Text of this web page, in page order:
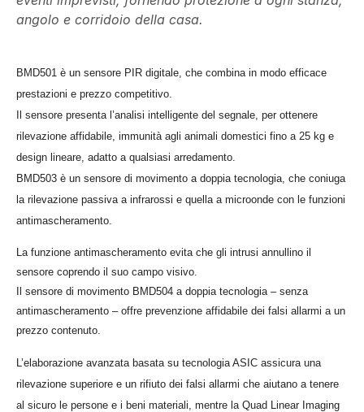
angolo e corridoio della casa.
BMD501 è un sensore PIR digitale, che combina in modo efficace
prestazioni e prezzo competitivo.
Il sensore presenta l’analisi intelligente del segnale, per ottenere
rilevazione affidabile, immunità agli animali domestici fino a 25 kg e
design lineare, adatto a qualsiasi arredamento.
BMD503 è un sensore di movimento a doppia tecnologia, che coniuga
la rilevazione passiva a infrarossi e quella a microonde con le funzioni
antimascheramento.
La funzione antimascheramento evita che gli intrusi annullino il
sensore coprendo il suo campo visivo.
Il sensore di movimento BMD504 a doppia tecnologia – senza
antimascheramento – offre prevenzione affidabile dei falsi allarmi a un
prezzo contenuto.
L’elaborazione avanzata basata su tecnologia ASIC assicura una
rilevazione superiore e un rifiuto dei falsi allarmi che aiutano a tenere
al sicuro le persone e i beni materiali, mentre la Quad Linear Imaging